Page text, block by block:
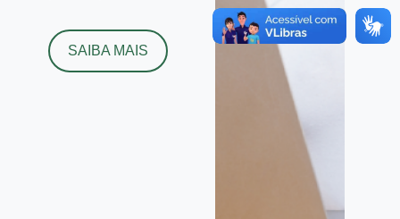
SAIBA MAIS